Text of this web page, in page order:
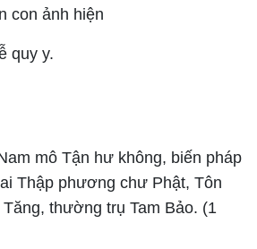
con ảnh hiện
quy y.
mô Tận hư không, biến pháp
Thập phương chư Phật, Tôn
thường trụ Tam Bảo. (1